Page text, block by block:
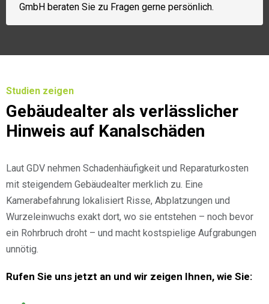
GmbH beraten Sie zu Fragen gerne persönlich.
Studien zeigen
Gebäudealter als verlässlicher
Hinweis auf Kanalschäden
Laut GDV nehmen Schadenhäufigkeit und Reparaturkosten
mit steigendem Gebäudealter merklich zu. Eine
Kamerabefahrung lokalisiert Risse, Abplatzungen und
Wurzeleinwuchs exakt dort, wo sie entstehen – noch bevor
ein Rohrbruch droht – und macht kostspielige Aufgrabungen
unnötig.
Rufen Sie uns jetzt an und wir zeigen Ihnen, wie Sie: